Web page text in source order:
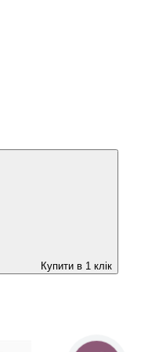
Купити в 1 клік